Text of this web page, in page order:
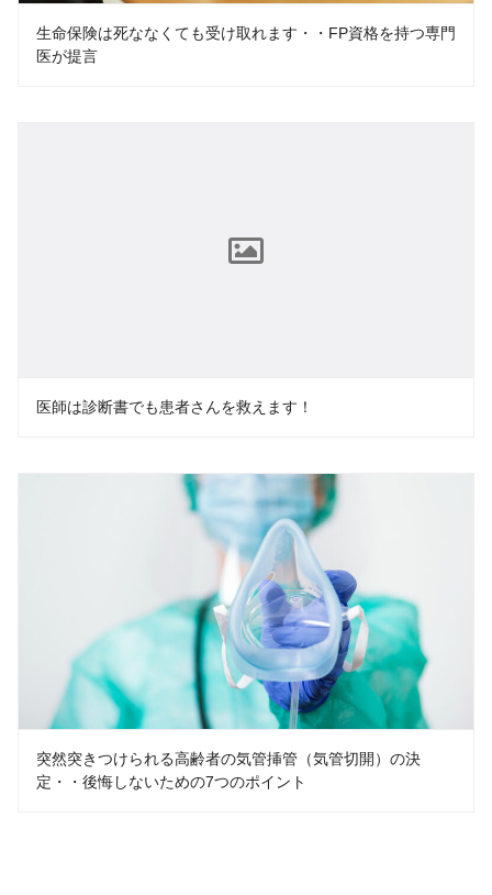
生命保険は死ななくても受け取れます・・FP資格を持つ専門
医が提言
医師は診断書でも患者さんを救えます！
突然突きつけられる高齢者の気管挿管（気管切開）の決
定・・後悔しないための7つのポイント